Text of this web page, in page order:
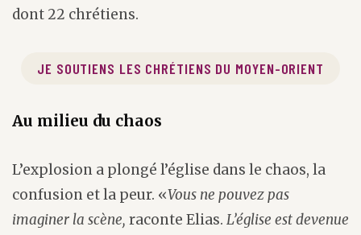
dont 22 chrétiens.
JE SOUTIENS LES CHRÉTIENS DU MOYEN-ORIENT
Au milieu du chaos
L’explosion a plongé l’église dans le chaos, la
confusion et la peur. «Vous ne pouvez pas
imaginer la scène, raconte Elias. L’église est devenue